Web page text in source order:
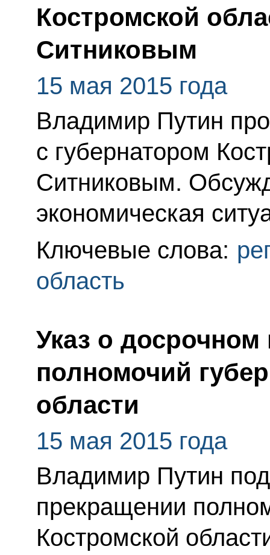
Костромской
Ситниковым
15 мая 2015 года
Владимир Путин
с губернатором
Ситниковым.
экономическая
Ключевые слова:
область
Указ о
полномочий
области
15 мая 2015 года
Владимир Путин
прекращении
Костромской